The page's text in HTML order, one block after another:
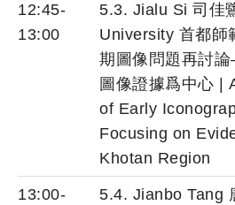
12:45-
13:00
5.3. Jialu Si 司佳
University 首都師
期圖像問題再討
圖像證據爲中心 |
of Early
Focusing on
Khotan Region
13:00- 5.4. Jianbo Tang